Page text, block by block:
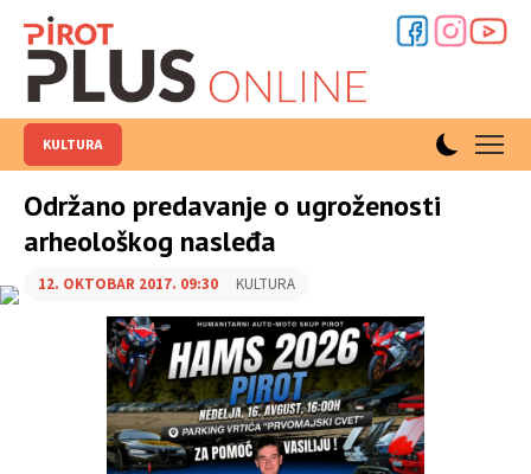
KULTURA
Održano predavanje o ugroženosti
arheološkog nasleđa
12. OKTOBAR 2017. 09:30 KULTURA